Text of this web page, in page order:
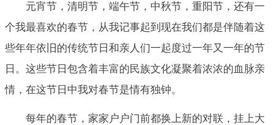
元宵节，清明节，端午节，中秋节，重阳节，还有一
个我最喜欢的春节，从我记事起到现在我们都是伴随着这
些年年依旧的传统节日和亲人们一起度过一年又一年的节
日。这些节日包含着丰富的民族文化凝聚着浓浓的血脉亲
情，在这节日中我对春节是情有独钟。
每年的春节，家家户户门前都换上新的对联，挂上大